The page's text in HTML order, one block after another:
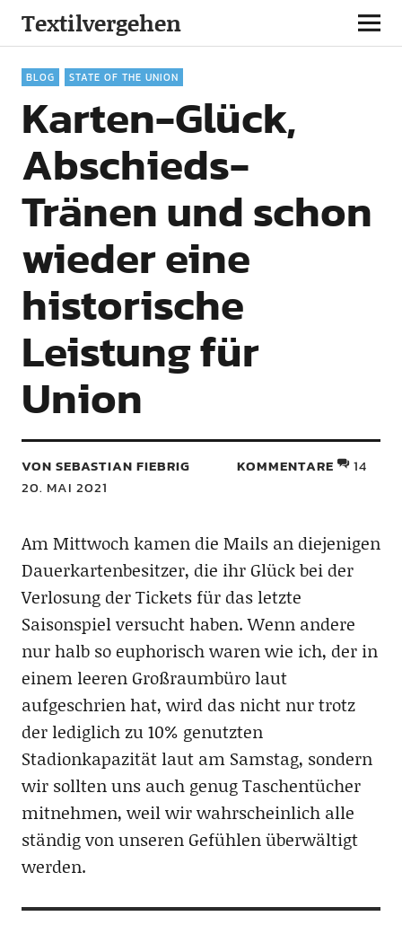
Textilvergehen
BLOG STATE OF THE UNION
Karten-Glück,
Abschieds-
Tränen und schon
wieder eine
historische
Leistung für
Union
VON SEBASTIAN FIEBRIG
20. MAI 2021
KOMMENTARE 14
Am Mittwoch kamen die Mails an diejenigen
Dauerkartenbesitzer, die ihr Glück bei der
Verlosung der Tickets für das letzte
Saisonspiel versucht haben. Wenn andere
nur halb so euphorisch waren wie ich, der in
einem leeren Großraumbüro laut
aufgeschrien hat, wird das nicht nur trotz
der lediglich zu 10% genutzten
Stadionkapazität laut am Samstag, sondern
wir sollten uns auch genug Taschentücher
mitnehmen, weil wir wahrscheinlich alle
ständig von unseren Gefühlen überwältigt
werden.